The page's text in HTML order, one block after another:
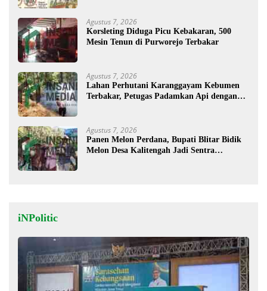
Agustus 7, 2026
Korsleting Diduga Picu Kebakaran, 500
Mesin Tenun di Purworejo Terbakar
Agustus 7, 2026
Lahan Perhutani Karanggayam Kebumen
Terbakar, Petugas Padamkan Api dengan
Agustus 7, 2026
Panen Melon Perdana, Bupati Blitar Bidik
Melon Desa Kalitengah Jadi Sentra
iNPolitic